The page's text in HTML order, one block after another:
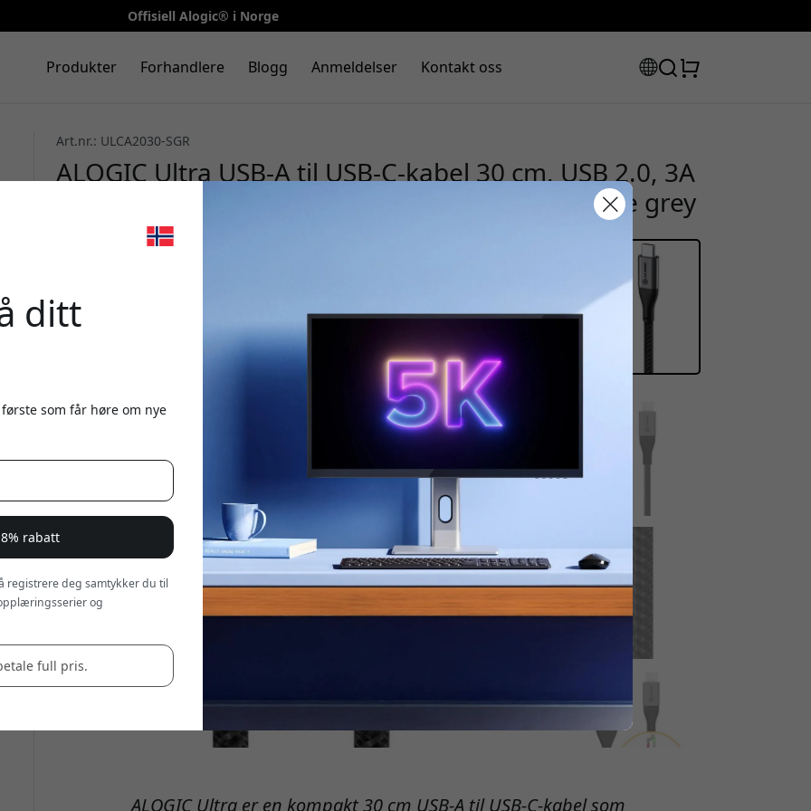
Offisiell Alogic® i Norge
Produkter Forhandlere Blogg Anmeldelser Kontakt oss
Art.nr.: ULCA2030-SGR
ALOGIC Ultra USB-A til USB-C-kabel 30 cm, USB 2.0, 3A
og 480 Mbps for lading og synkronisering - Space grey
ALOGIC Ultra er en kompakt 30 cm USB-A til USB-C-kabel som
ditt
som får høre om nye
rabatt
registrere deg samtykker du til
og
full pris.
Bruk denne koden i kassen for å få 8% rabatt.